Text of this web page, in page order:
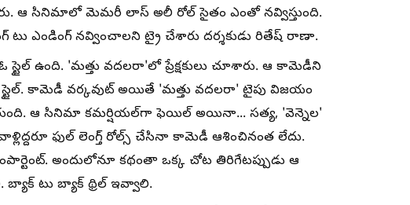
ఆ సినిమాలో మెమరీ లాస్ అలీ రోల్ సైతం ఎంతో నవ్విస్తుంది.
టు ఎండింగ్ నవ్వించాలని ట్రై చేశారు దర్శకుడు రితేష్ రాణా.
ఉంది. 'మత్తు వదలరా'లో ప్రేక్షకులు చూశారు. ఆ కామెడీని
కామెడీ వర్కవుట్ అయితే 'మత్తు వదలరా' టైపు విజయం
ఆ సినిమా కమర్షియల్‌గా ఫెయిల్ అయినా... సత్య, 'వెన్నెల'
ఫుల్ లెంగ్త్ రోల్స్ చేసినా కామెడీ ఆశించినంత లేదు.
అందులోనూ కథంతా ఒక్క చోట తిరిగేటప్పుడు ఆ
బ్యాక్ టు బ్యాక్ థ్రిల్ ఇవ్వాలి.